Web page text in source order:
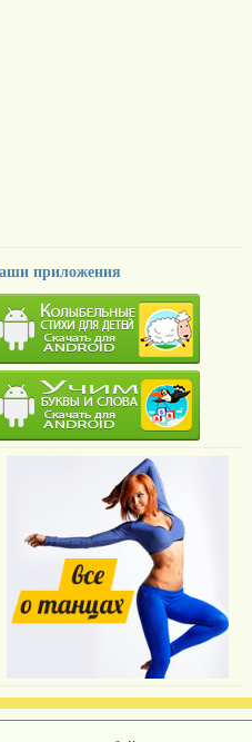
приложения